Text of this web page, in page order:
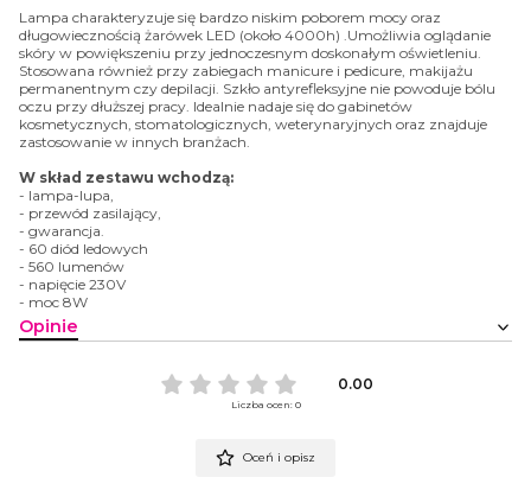
Lampa charakteryzuje się bardzo niskim poborem mocy oraz
długowiecznością żarówek LED (około 4000h) .Umożliwia oglądanie
skóry w powiększeniu przy jednoczesnym doskonałym oświetleniu.
Stosowana również przy zabiegach manicure i pedicure, makijażu
permanentnym czy depilacji. Szkło antyrefleksyjne nie powoduje bólu
oczu przy dłuższej pracy. Idealnie nadaje się do gabinetów
kosmetycznych, stomatologicznych, weterynaryjnych oraz znajduje
zastosowanie w innych branżach.
W skład zestawu wchodzą:
- lampa-lupa,
- przewód zasilający,
- gwarancja.
- 60 diód ledowych
- 560 lumenów
- napięcie 230V
- moc 8W
Opinie
0.00
Liczba ocen: 0
Oceń i opisz